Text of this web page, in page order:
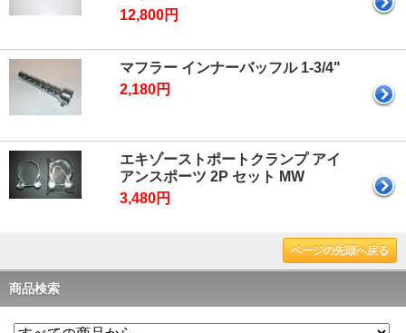
12,800円
マフラー インナーバッフル 1-3/4"
2,180円
エキゾーストポートクランプ アイ
アンスポーツ 2P セット MW
3,480円
ページの先頭へ戻る
商品検索